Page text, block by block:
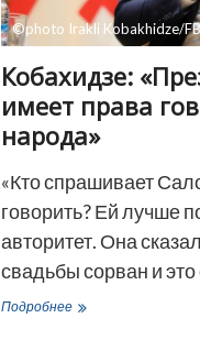
©photo Irakli Kobakhidze/FB
Кобахидзе:
имеет права
народа»
«Кто спрашивает
говорить? Ей лучше
авторитет. Она
свадьбы сорван и
ПодробнееКобахидзе: